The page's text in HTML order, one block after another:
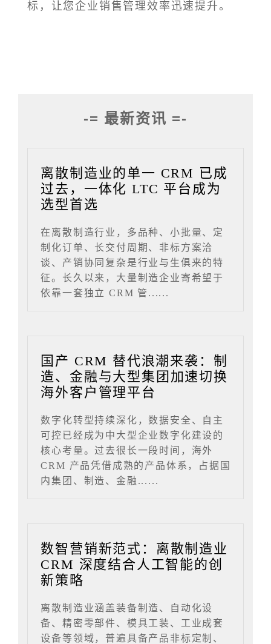
标，让您企业销售管理效率迅速提升。
-= 最新资讯 =-
离散制造业的单一 CRM 已成
过去，一体化 LTC 平台成为
选型首选
在离散制造行业，多品种、小批量、定
制化订单、长交付周期、非标方案洽
谈、产销协同复杂是行业与生俱来的特
征。长久以来，大量制造企业寄希望于
依靠一套独立 CRM 管......
国产 CRM 替代浪潮来袭：制
造、金融与大型集团加速切换
海外客户管理平台
数字化转型持续深化，数据安全、自主
可控已经成为中大型企业数字化建设的
核心考量。过去很长一段时间，海外
CRM 产品凭借成熟的产品体系，占据国
内集团、制造、金融......
数智营销新范式：离散制造业
CRM 深度结合人工智能的创
新策略
离散制造业涵盖装备制造、自动化设
备、精密零部件、模具工装、工业成套
设备等领域，普遍具备产品非标定制、